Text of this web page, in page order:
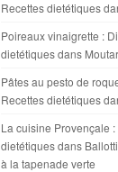
Recettes dietétiques
Poireaux vinaigrette :
dietétiquesdans
Pâtes au pesto de
Recettes dietétiques
La cuisine Provençale
dietétiquesdans
à la tapenade verte